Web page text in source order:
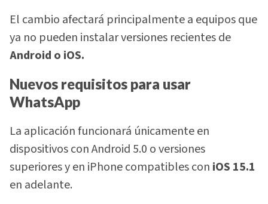
El cambio afectará principalmente a equipos que
ya no pueden instalar versiones recientes de
Android o iOS.
Nuevos requisitos para usar
WhatsApp
La aplicación funcionará únicamente en
dispositivos con Android 5.0 o versiones
superiores y en iPhone compatibles con iOS 15.1
en adelante.